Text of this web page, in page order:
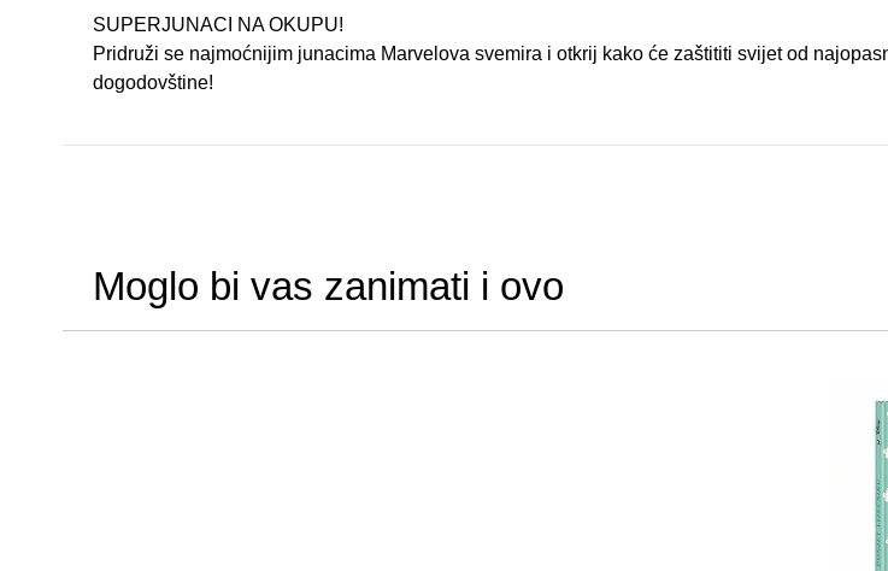
SUPERJUNACI NA OKUPU!
Pridruži se najmoćnijim junacima Marvelova svemira i otkrij kako će zaštititi svijet od
dogodovštine!
Moglo bi vas zanimati i ovo